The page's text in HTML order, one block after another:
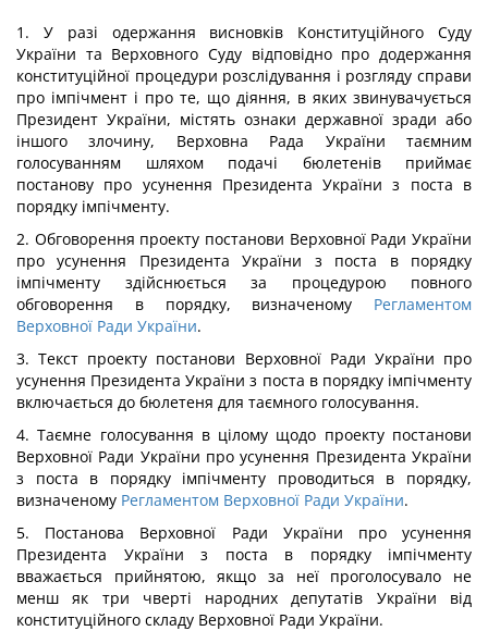
1. У разі одержання висновків Конституційного Суду
України та Верховного Суду відповідно про додержання
конституційної процедури розслідування і розгляду справи
про імпічмент і про те, що діяння, в яких звинувачується
Президент України, містять ознаки державної зради або
іншого злочину, Верховна Рада України таємним
голосуванням шляхом подачі бюлетенів приймає
постанову про усунення Президента України з поста в
порядку імпічменту.
2. Обговорення проекту постанови Верховної Ради України
про усунення Президента України з поста в порядку
імпічменту здійснюється за процедурою повного
обговорення в порядку, визначеному Регламентом
Верховної Ради України.
3. Текст проекту постанови Верховної Ради України про
усунення Президента України з поста в порядку імпічменту
включається до бюлетеня для таємного голосування.
4. Таємне голосування в цілому щодо проекту постанови
Верховної Ради України про усунення Президента України
з поста в порядку імпічменту проводиться в порядку,
визначеному Регламентом Верховної Ради України.
5. Постанова Верховної Ради України про усунення
Президента України з поста в порядку імпічменту
вважається прийнятою, якщо за неї проголосувало не
менш як три чверті народних депутатів України від
конституційного складу Верховної Ради України.